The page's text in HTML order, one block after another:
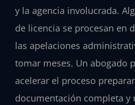
y la agencia involucrada.
de licencia se procesan en
las apelaciones
tomar meses. Un abogado
acelerar el proceso
documentación completa y